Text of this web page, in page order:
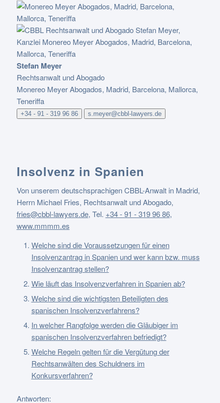
Stefan Meyer
Rechtsanwalt und Abogado
Monereo Meyer Abogados, Madrid, Barcelona, Mallorca,
Teneriffa
+34 - 91 - 319 96 86 s.meyer@cbbl-lawyers.de
Insolvenz in Spanien
Von unserem deutschsprachigen CBBL-Anwalt in Madrid,
Herrn Michael Fries, Rechtsanwalt und Abogado,
fries@cbbl-lawyers.de, Tel. +34 - 91 - 319 96 86,
www.mmmm.es
Welche sind die Voraussetzungen für einen
Insolvenzantrag in Spanien und wer kann bzw. muss
Insolvenzantrag stellen?
Wie läuft das Insolvenzverfahren in Spanien ab?
Welche sind die wichtigsten Beteiligten des
spanischen Insolvenzverfahrens?
In welcher Rangfolge werden die Gläubiger im
spanischen Insolvenzverfahren befriedigt?
Welche Regeln gelten für die Vergütung der
Rechtsanwälten des Schuldners im
Konkursverfahren?
Antworten: